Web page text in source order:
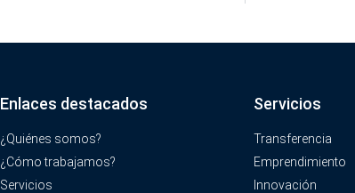
Enlaces destacados
¿Quiénes somos?
¿Cómo trabajamos?
Servicios
Servicios
Transferencia
Emprendimiento
Innovación